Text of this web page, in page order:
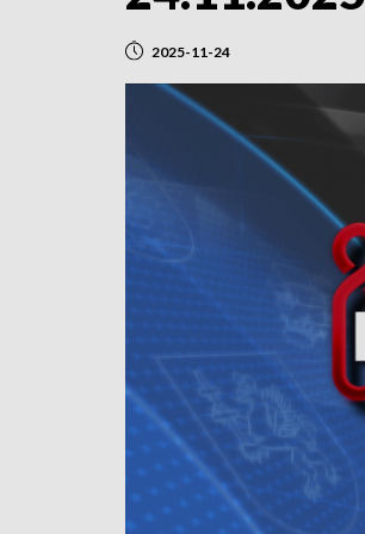
2025-11-24